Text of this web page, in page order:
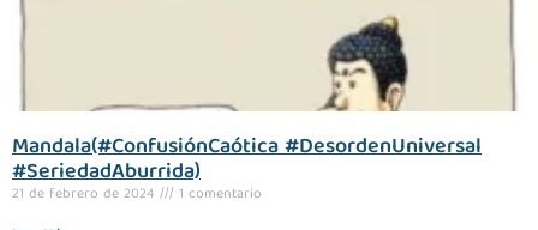
Mandala(#ConfusiónCaótica #DesordenUniversal
#SeriedadAburrida)
21 de febrero de 2024
1 comentario